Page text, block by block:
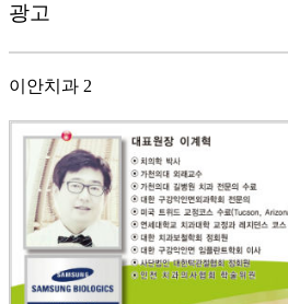
광고
이안치과 2